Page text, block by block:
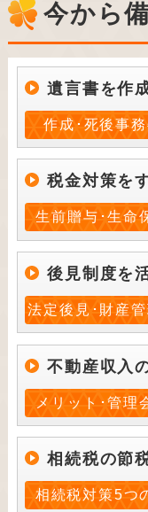
今から
遺言書を作
作成･死後事
税金対策を
生前贈与･生命
後見制度を
法定後見･財産
不動産収入
メリット･管理
相続税の節
相続税対策5つ